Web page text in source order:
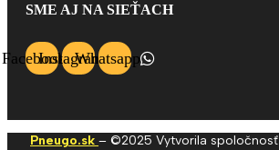
SME AJ NA SIEŤACH
FacebookInstagramWhatsapp
Pneugo.sk – ©2025 Vytvorila spoločnosť